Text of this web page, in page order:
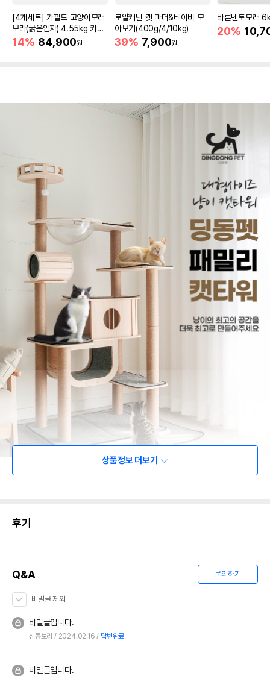
[4개세트] 가필드 고양이모래
보라(굵은입자) 4.55kg 카사
바모래
14% 84,900원
로얄캐닌 캣 마더&베이비 모
아보기(400g/4/10kg)
39% 7,900원
바른벤토모래
20%
상품정보 더보기
후기
Q&A 문의하기
비밀글 제외
비밀글입니다.
신콩보리 2024.02.16 답변완료
비밀글입니다.